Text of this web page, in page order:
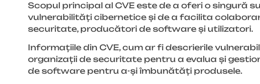
Scopul principal al CVE este de a oferi o
vulnerabilități cibernetice și de a facilita
securitate, producători de software și utilizatori.
Informațiile din CVE, cum ar fi descrierile
organizații de securitate pentru a evalua și
de software pentru a-și îmbunătăți produsele.